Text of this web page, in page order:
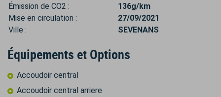
Émission de CO2 :
136g/km
Mise en circulation :
27/09/2021
Ville :
SEVENANS
Équipements et Options
Accoudoir central
Accoudoir central arriere